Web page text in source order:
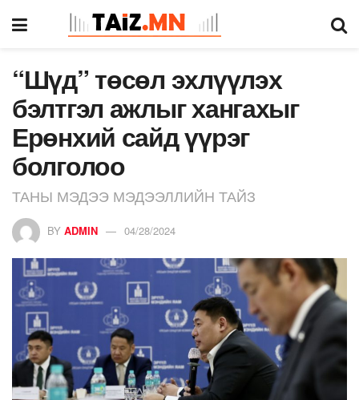
“Шүд” төсөл эхлүүлэх
бэлтгэл ажлыг хангахыг
Ерөнхий сайд үүрэг
болголоо
ТАНЫ МЭДЭЭ МЭДЭЭЛЛИЙН ТАЙЗ
BY ADMIN 04/28/2024